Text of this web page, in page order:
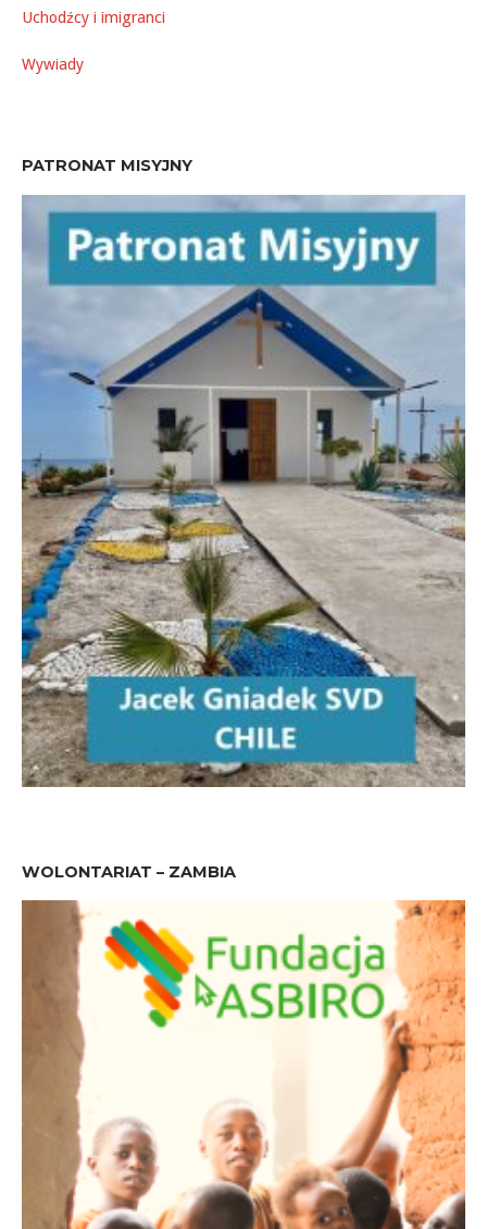
Uchodźcy i imigranci
Wywiady
PATRONAT MISYJNY
WOLONTARIAT – ZAMBIA